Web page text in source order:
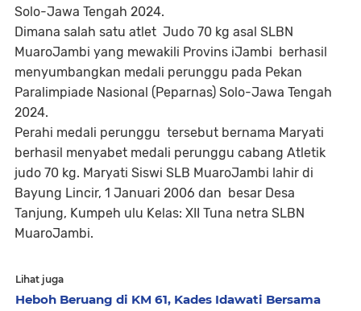
Solo-Jawa Tengah 2024.
Dimana salah satu atlet Judo 70 kg asal SLBN
MuaroJambi yang mewakili Provins iJambi berhasil
menyumbangkan medali perunggu pada Pekan
Paralimpiade Nasional (Peparnas) Solo-Jawa Tengah
2024.
Perahi medali perunggu tersebut bernama Maryati
berhasil menyabet medali perunggu cabang Atletik
judo 70 kg. Maryati Siswi SLB MuaroJambi lahir di
Bayung Lincir, 1 Januari 2006 dan besar Desa
Tanjung, Kumpeh ulu Kelas: XII Tuna netra SLBN
MuaroJambi.
Lihat juga
Heboh Beruang di KM 61, Kades Idawati Bersama